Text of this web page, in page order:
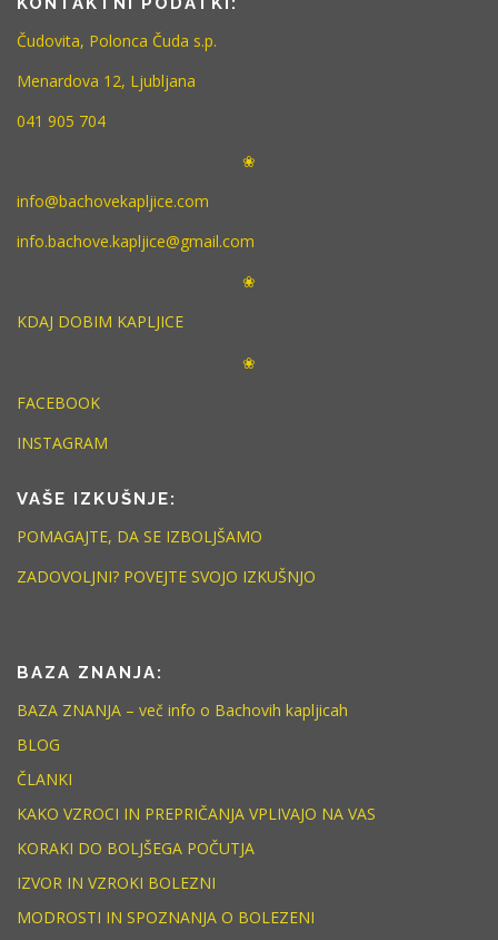
Čudovita, Polonca Čuda s.p.
Menardova 12, Ljubljana
041 905 704
❀
info@bachovekapljice.com
info.bachove.kapljice@gmail.com
❀
KDAJ DOBIM KAPLJICE
❀
FACEBOOK
INSTAGRAM
VAŠE IZKUŠNJE:
POMAGAJTE, DA SE IZBOLJŠAMO
ZADOVOLJNI? POVEJTE SVOJO IZKUŠNJO
BAZA ZNANJA:
BAZA ZNANJA – več info o Bachovih kapljicah
BLOG
ČLANKI
KAKO VZROCI IN PREPRIČANJA VPLIVAJO NA VAS
KORAKI DO BOLJŠEGA POČUTJA
IZVOR IN VZROKI BOLEZNI
MODROSTI IN SPOZNANJA O BOLEZENI